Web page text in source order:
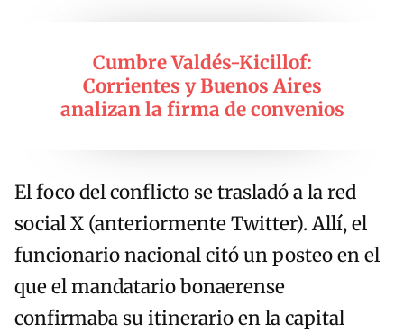
Cumbre Valdés-Kicillof:
Corrientes y Buenos Aires
analizan la firma de convenios
El foco del conflicto se trasladó a la red
social X (anteriormente Twitter). Allí, el
funcionario nacional citó un posteo en el
que el mandatario bonaerense
confirmaba su itinerario en la capital